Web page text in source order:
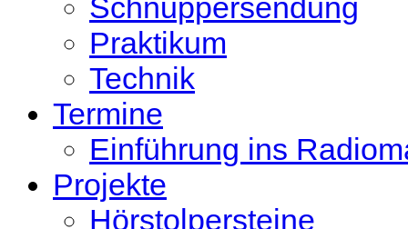
Schnuppersendung
Praktikum
Technik
Termine
Einführung ins
Projekte
Hörstolpersteine